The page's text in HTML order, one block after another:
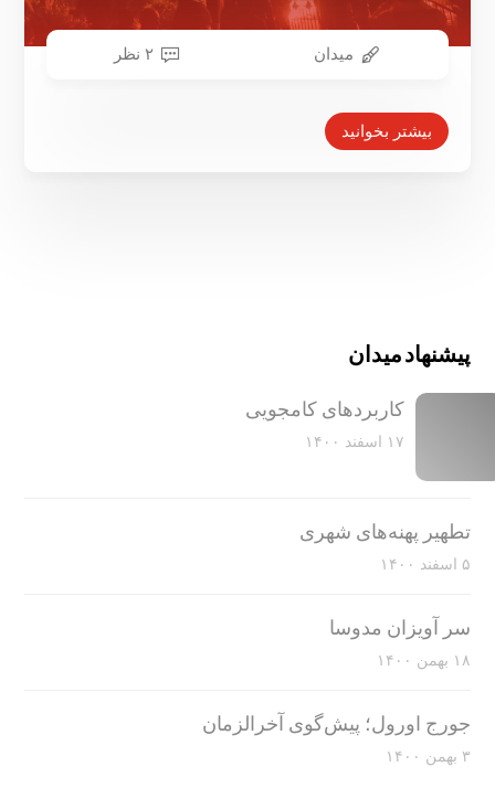
میدان ۲ نظر
بیشتر بخوانید
پیشنهاد میدان
کاربرد‌های کامجویی
۱۷ اسفند ۱۴۰۰
تطهیر پهنه‌های شهری
۵ اسفند ۱۴۰۰
سر آویزان مدوسا
۱۸ بهمن ۱۴۰۰
جورج اورول؛ پیش‌گوی آخرالزمان
۳ بهمن ۱۴۰۰